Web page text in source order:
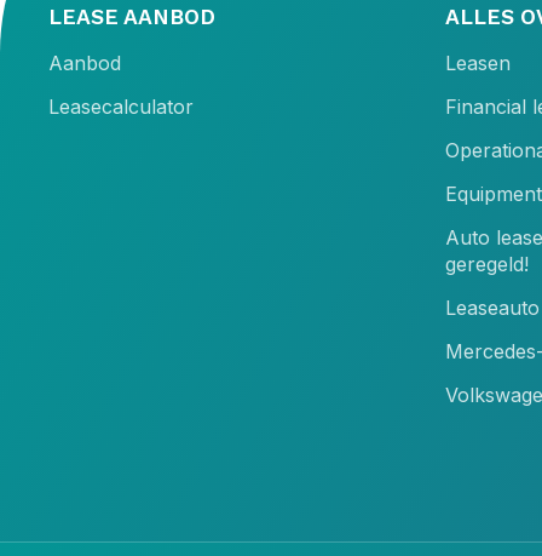
LEASE AANBOD
Aanbod
Leasecalculator
ALLES
Leasen
Financial
Auto
geregeld!